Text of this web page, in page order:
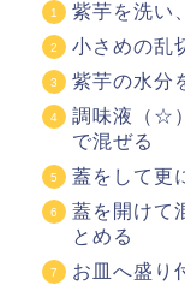
紫芋を洗い
小さめの乱
紫芋の水分
調味液（☆
で混ぜる
蓋をして更
蓋を開けて
とめる
お皿へ盛り